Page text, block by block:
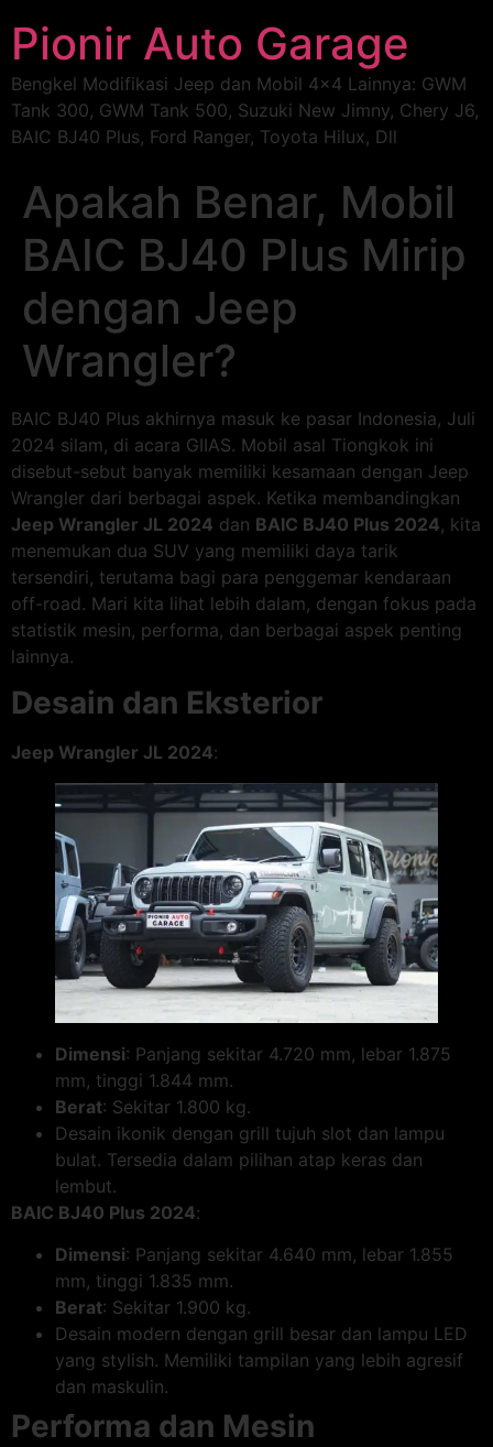
Pionir Auto Garage
Bengkel Modifikasi Jeep dan Mobil 4×4 Lainnya: GWM
Tank 300, GWM Tank 500, Suzuki New Jimny, Chery J6,
BAIC BJ40 Plus, Ford Ranger, Toyota Hilux, Dll
Apakah Benar, Mobil
BAIC BJ40 Plus Mirip
dengan Jeep
Wrangler?
BAIC BJ40 Plus akhirnya masuk ke pasar Indonesia, Juli
2024 silam, di acara GIIAS. Mobil asal Tiongkok ini
disebut-sebut banyak memiliki kesamaan dengan Jeep
Wrangler dari berbagai aspek. Ketika membandingkan
Jeep Wrangler JL 2024 dan BAIC BJ40 Plus 2024, kita
menemukan dua SUV yang memiliki daya tarik
tersendiri, terutama bagi para penggemar kendaraan
off-road. Mari kita lihat lebih dalam, dengan fokus pada
statistik mesin, performa, dan berbagai aspek penting
lainnya.
Desain dan Eksterior
Jeep Wrangler JL 2024:
Dimensi: Panjang sekitar 4.720 mm, lebar 1.875
mm, tinggi 1.844 mm.
Berat: Sekitar 1.800 kg.
Desain ikonik dengan grill tujuh slot dan lampu
bulat. Tersedia dalam pilihan atap keras dan
lembut.
BAIC BJ40 Plus 2024:
Dimensi: Panjang sekitar 4.640 mm, lebar 1.855
mm, tinggi 1.835 mm.
Berat: Sekitar 1.900 kg.
Desain modern dengan grill besar dan lampu LED
yang stylish. Memiliki tampilan yang lebih agresif
dan maskulin.
Performa dan Mesin